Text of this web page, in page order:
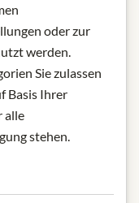
das
oder zur
werden.
Sie zulassen
Basis Ihrer
alle
stehen.